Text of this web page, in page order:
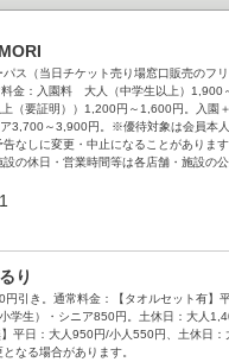
ス（当日チケット売り場窓口販売のフ
金：入園料 大人（中学生以上）1,900
（要証明））1,200円～1,600円。入園
3,700～3,900円。※優待対象は会員本人
なしに変更・中止になることがありま
設の休日・営業時間等は各店舗・施設の
り
引き。通常料金：【タオルセット有】
学生）・シニア850円。土休日：大人
平日：大人950円/小人550円、土休日
なる場合があります。